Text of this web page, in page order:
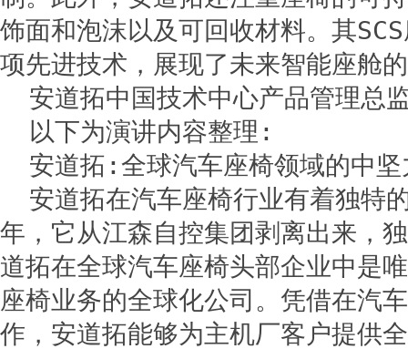
饰面和泡沫以及可回收材料。其
项先进技术，展现了未来智能座舱
安道拓中国技术中心产品管理总
以下为演讲内容整理:
安道拓:全球汽车座椅领域的中坚
安道拓在汽车座椅行业有着独特
年，它从江森自控集团剥离出来，
道拓在全球汽车座椅头部企业中是
座椅业务的全球化公司。凭借在汽
作，安道拓能够为主机厂客户提供